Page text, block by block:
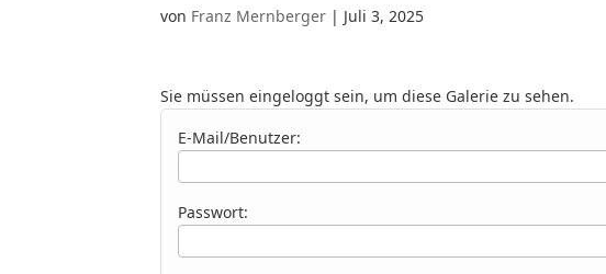
von Franz Mernberger | Juli 3, 2025
Sie müssen eingeloggt sein, um diese Galerie zu sehen.
E-Mail/Benutzer:
Passwort: